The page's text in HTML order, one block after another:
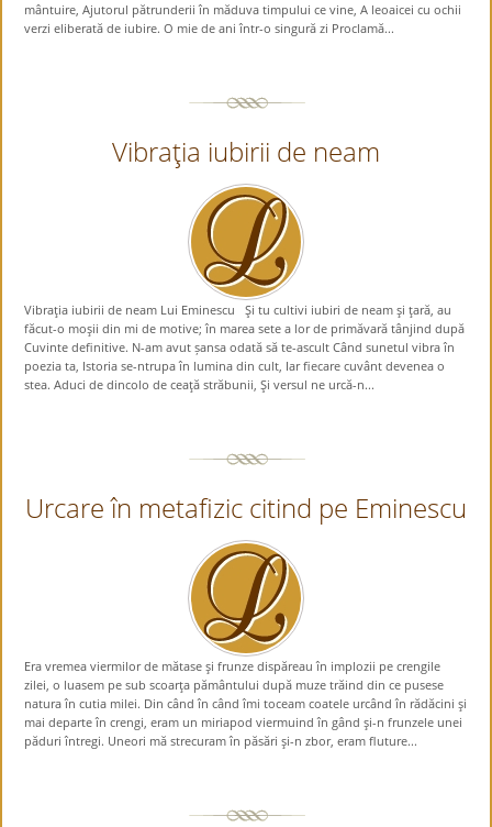
mântuire, Ajutorul pătrunderii în măduva timpului ce vine, A leoaicei cu ochii
verzi eliberată de iubire. O mie de ani într-o singură zi Proclamă...
Vibraţia iubirii de neam
Vibraţia iubirii de neam Lui Eminescu Şi tu cultivi iubiri de neam şi ţară, au
făcut-o moşii din mi de motive; în marea sete a lor de primăvară tânjind după
Cuvinte definitive. N-am avut șansa odată să te-ascult Când sunetul vibra în
poezia ta, Istoria se-ntrupa în lumina din cult, Iar fiecare cuvânt devenea o
stea. Aduci de dincolo de ceaţă străbunii, Şi versul ne urcă-n...
Urcare în metafizic citind pe Eminescu
Era vremea viermilor de mătase şi frunze dispăreau în implozii pe crengile
zilei, o luasem pe sub scoarţa pământului după muze trăind din ce pusese
natura în cutia milei. Din când în când îmi toceam coatele urcând în rădăcini şi
mai departe în crengi, eram un miriapod viermuind în gând şi-n frunzele unei
păduri întregi. Uneori mă strecuram în păsări şi-n zbor, eram fluture...